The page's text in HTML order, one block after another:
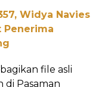
Widya Navies
Penerima
file asli
di Pasaman